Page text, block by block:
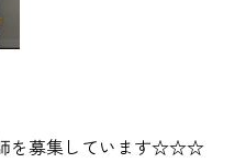
を募集しています☆☆☆